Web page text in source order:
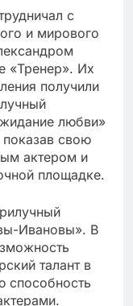
с
и мирового
«Тренер». Их
получили
любви»
свою
актером и
площадке.
Ивановы». В
талант в
способность